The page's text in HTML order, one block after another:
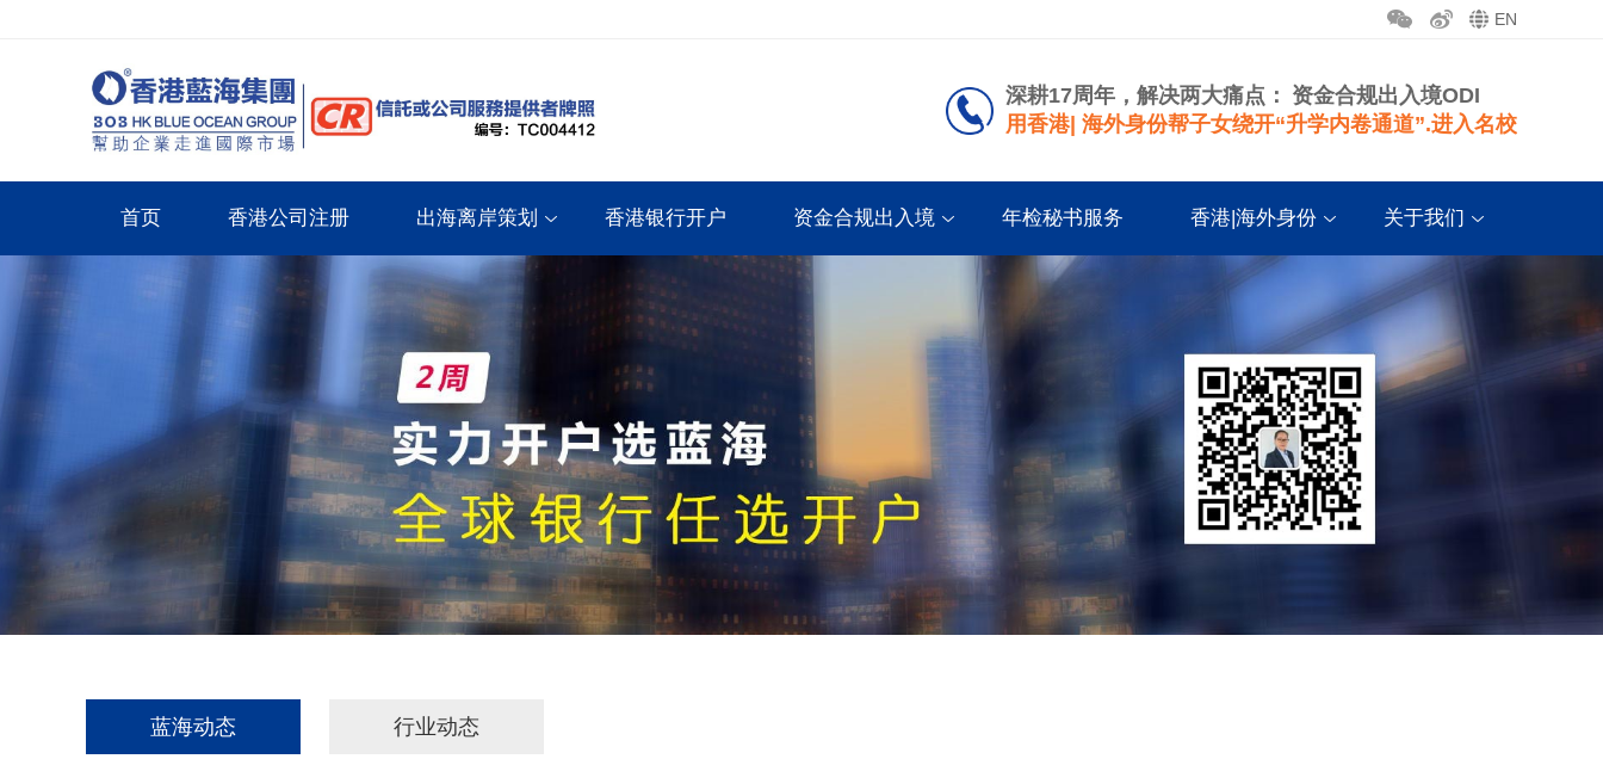
EN
深耕17周年，解决两大痛点： 资金合规出入境ODI
用香港| 海外身份帮子女绕开“升学内卷通道”.进入名校
首页 香港公司注册 出海离岸策划 香港银行开户 资金合规出入境 年检秘书服务 香港|海外身份 关于我们
蓝海动态 行业动态